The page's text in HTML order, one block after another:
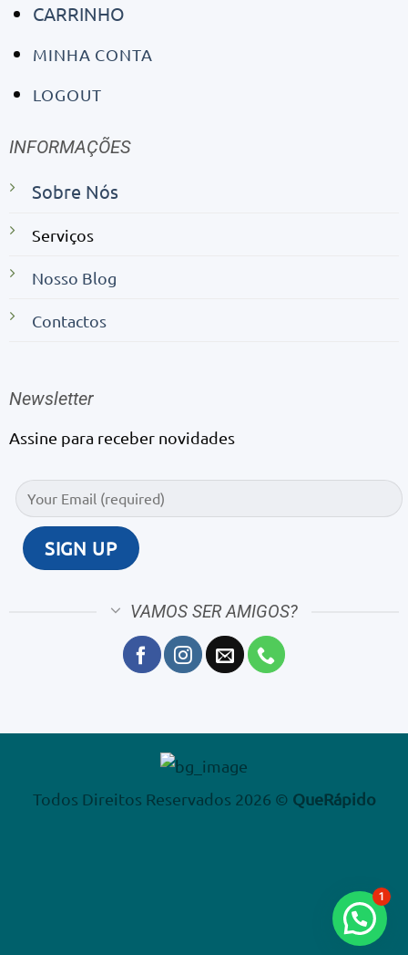
CARRINHO
MINHA CONTA
LOGOUT
INFORMAÇÕES
Sobre Nós
Serviços
Nosso Blog
Contactos
Newsletter
Assine para receber novidades
VAMOS SER AMIGOS?
Todos Direitos Reservados 2026 © QueRápido
1